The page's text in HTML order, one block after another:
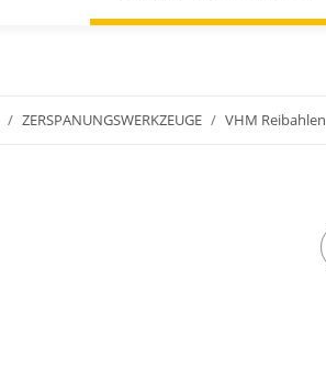
ZERSPANUNGSWERKZEUGE VHM Reibahlen